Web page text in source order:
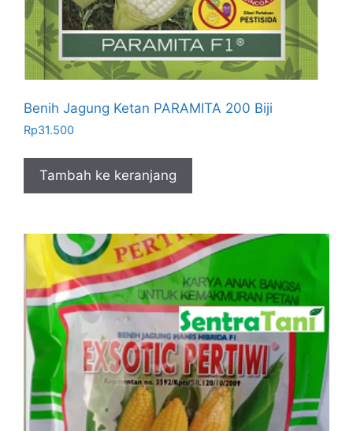
Benih Jagung Ketan PARAMITA 200 Biji
Rp31.500
Tambah ke keranjang